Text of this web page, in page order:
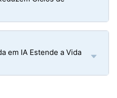
em IA Estende a Vida